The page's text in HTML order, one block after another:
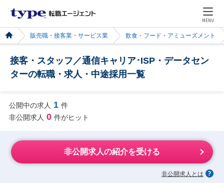
MENU
販売職・接客業・サービス業 飲食・フード・アミューズメント
接客・スタッフ／通信キャリア･ISP・データセン
ターの転職・求人・中途採用一覧
公開中の求人 1 件
非公開求人 0 件がヒット
非公開求人の紹介を受ける
非公開求人とは